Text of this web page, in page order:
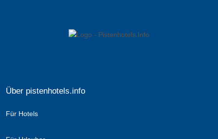
Über pistenhotels.info
Für Hotels